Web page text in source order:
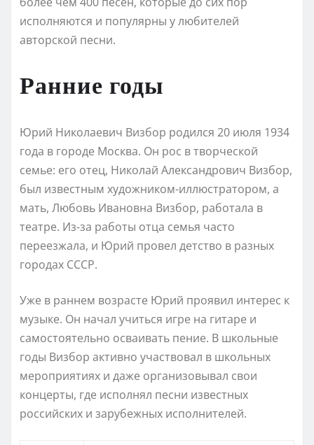
исполняются и популярны у любителей
авторской песни.
Ранние годы
Юрий Николаевич Визбор родился 20 июля 1934
года в городе Москва. Он рос в творческой
семье: его отец, Николай Александрович Визбор,
был известным художником-иллюстратором, а
мать, Любовь Ивановна Визбор, работала в
театре. Из-за работы отца семья часто
переезжала, и Юрий провел детство в разных
городах СССР.
Уже в раннем возрасте Юрий проявил интерес к
музыке. Он начал учиться игре на гитаре и
самостоятельно осваивать пение. В школьные
годы Визбор активно участвовал в школьных
мероприятиях и даже организовывал свои
концерты, где исполнял песни известных
российских и зарубежных исполнителей.